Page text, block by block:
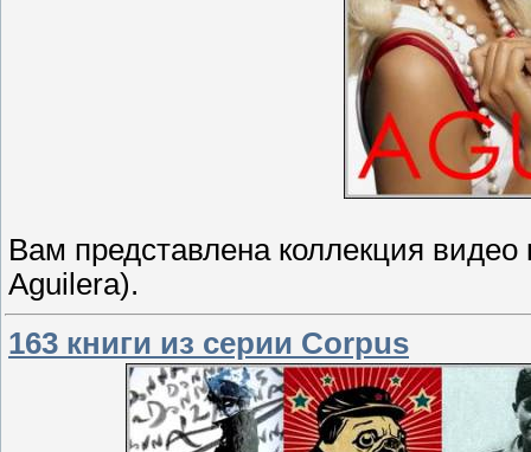
Вам представлена коллекция
Aguilera).
163 книги из серии Corpus